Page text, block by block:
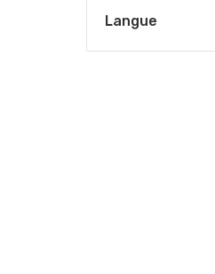
Langue